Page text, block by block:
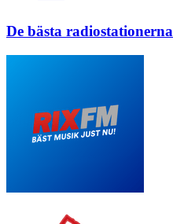
De bästa radiostationerna